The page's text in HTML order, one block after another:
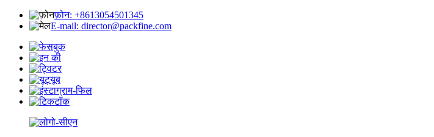
फ़ोन: +8613054501345
E-mail: director@packfine.com